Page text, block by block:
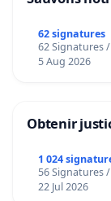
62 signatures
62 Signatures
5 Aug 2026
Obtenir
1 024
56 Signatures
22 Jul 2026